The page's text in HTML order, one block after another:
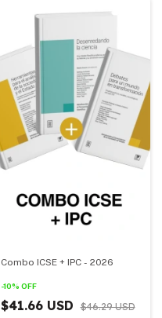
Combo ICSE + IPC - 2026
-10% OFF
$41.66 USD $46.29 USD